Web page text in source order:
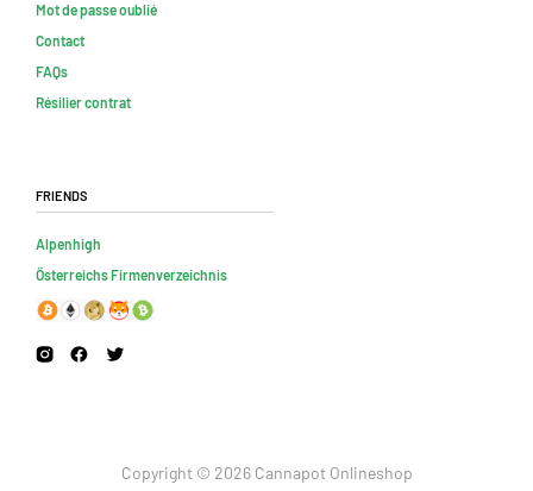
Mot de passe oublié
Contact
FAQs
Résilier contrat
Friends
Alpenhigh
Österreichs Firmenverzeichnis
Copyright © 2026 Cannapot Onlineshop